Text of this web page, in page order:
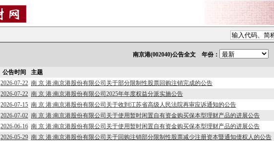
南京港(002040)公告全文 年份：
公告时间 主题
2026-07-22 南 京 港:南京港股份有限公司关于部分限制性股票回购注销完成的公告
2026-07-22 南 京 港:南京港股份有限公司2025年年度权益分派实施公告
2026-07-15 南 京 港:南京港股份有限公司关于收到江苏省高级人民法院再审应诉通知的公告
2026-07-02 南 京 港:南京港股份有限公司关于使用暂时闲置自有资金购买保本型理财产品的进展公告
2026-06-16 南 京 港:南京港股份有限公司关于使用暂时闲置自有资金购买保本型理财产品的进展公告
2026-05-29 南 京 港:南京港股份有限公司关于回购注销部分限制性股票减少注册资本暨通知债权人的公告